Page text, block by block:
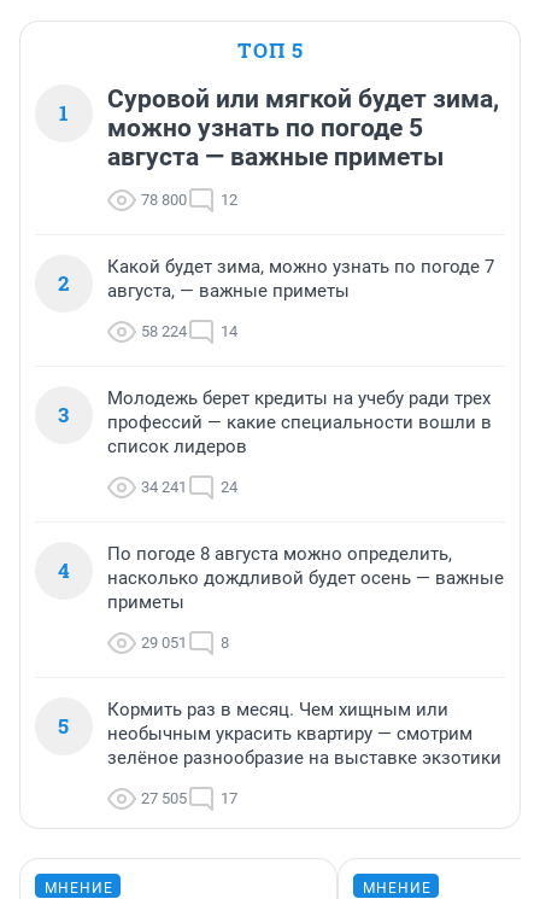
ТОП 5
1
Суровой или мягкой будет зима,
можно узнать по погоде 5
августа — важные приметы
78 800 12
2
Какой будет зима, можно узнать по погоде 7
августа, — важные приметы
58 224 14
3
Молодежь берет кредиты на учебу ради трех
профессий — какие специальности вошли в
список лидеров
34 241 24
4
По погоде 8 августа можно определить,
насколько дождливой будет осень — важные
приметы
29 051 8
5
Кормить раз в месяц. Чем хищным или
необычным украсить квартиру — смотрим
зелёное разнообразие на выставке экзотики
27 505 17
МНЕНИЕ МНЕНИЕ